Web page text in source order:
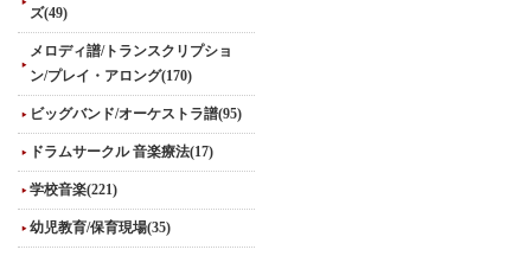
ズ(49)
メロディ譜/トランスクリプショ
ン/プレイ・アロング(170)
ビッグバンド/オーケストラ譜(95)
ドラムサークル 音楽療法(17)
学校音楽(221)
幼児教育/保育現場(35)